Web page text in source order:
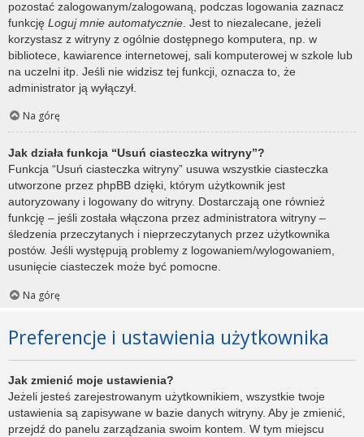
pozostać zalogowanym/zalogowaną, podczas logowania zaznacz
funkcję Loguj mnie automatycznie . Jest to niezalecane, jeżeli
korzystasz z witryny z ogólnie dostępnego komputera, np. w
bibliotece, kawiarence internetowej, sali komputerowej w szkole lub
na uczelni itp. Jeśli nie widzisz tej funkcji, oznacza to, że
administrator ją wyłączył.
Na górę
Jak działa funkcja “Usuń ciasteczka witryny”?
Funkcja “Usuń ciasteczka witryny” usuwa wszystkie ciasteczka
utworzone przez phpBB dzięki, którym użytkownik jest
autoryzowany i logowany do witryny. Dostarczają one również
funkcję – jeśli została włączona przez administratora witryny –
śledzenia przeczytanych i nieprzeczytanych przez użytkownika
postów. Jeśli występują problemy z logowaniem/wylogowaniem,
usunięcie ciasteczek może być pomocne.
Na górę
Preferencje i ustawienia użytkownika
Jak zmienić moje ustawienia?
Jeżeli jesteś zarejestrowanym użytkownikiem, wszystkie twoje
ustawienia są zapisywane w bazie danych witryny. Aby je zmienić,
przejdź do panelu zarządzania swoim kontem. W tym miejscu